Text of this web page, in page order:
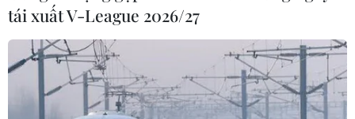
CƠ QUAN CHỦ QUẢN: THÔNG TẤN XÃ VIỆT NAM
Tổng Biên tập: TRẦN TIẾN DUẨN
Phó Tổng Biên tập: NGUYỄN THỊ TÁM, KHÚC THANH
tái xuất V-League 2026/27